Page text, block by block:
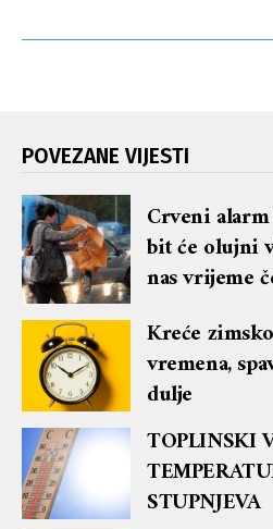
POVEZANE VIJESTI
Crveni
bit će olujni
nas vrijeme
Kreće
vremena,
dulje
TOPLINSKI
STUPNJEVA